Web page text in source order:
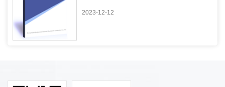
2023-12-12